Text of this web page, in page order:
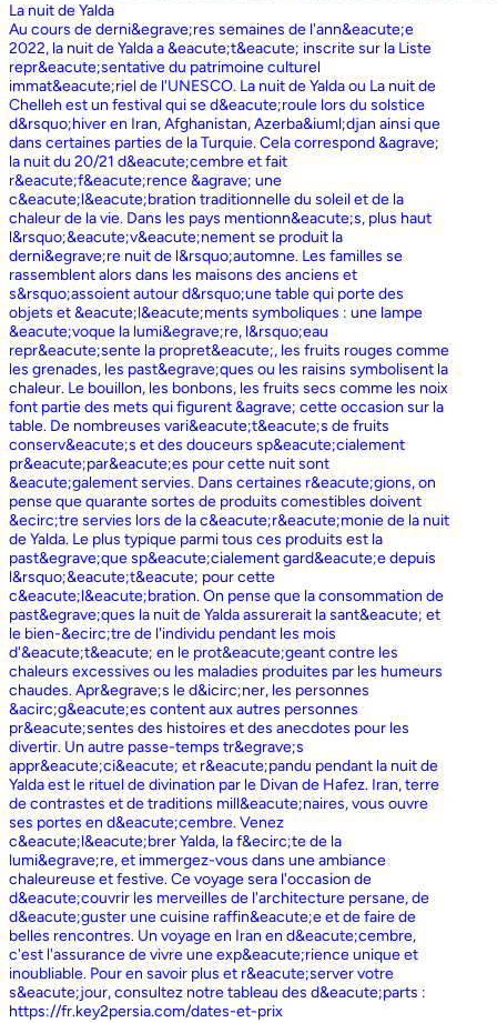
La nuit de Yalda
Au cours de derni&egrave;res semaines de l'ann&eacute;e
2022, la nuit de Yalda a &eacute;t&eacute; inscrite sur la Liste
repr&eacute;sentative du patrimoine culturel
immat&eacute;riel de l'UNESCO. La nuit de Yalda ou La nuit de
Chelleh est un festival qui se d&eacute;roule lors du solstice
d&rsquo;hiver en Iran, Afghanistan, Azerba&iuml;djan ainsi que
dans certaines parties de la Turquie. Cela correspond &agrave;
la nuit du 20/21 d&eacute;cembre et fait
r&eacute;f&eacute;rence &agrave; une
c&eacute;l&eacute;bration traditionnelle du soleil et de la
chaleur de la vie. Dans les pays mentionn&eacute;s, plus haut
l&rsquo;&eacute;v&eacute;nement se produit la
derni&egrave;re nuit de l&rsquo;automne. Les familles se
rassemblent alors dans les maisons des anciens et
s&rsquo;assoient autour d&rsquo;une table qui porte des
objets et &eacute;l&eacute;ments symboliques : une lampe
&eacute;voque la lumi&egrave;re, l&rsquo;eau
repr&eacute;sente la propret&eacute;, les fruits rouges comme
les grenades, les past&egrave;ques ou les raisins symbolisent la
chaleur. Le bouillon, les bonbons, les fruits secs comme les noix
font partie des mets qui figurent &agrave; cette occasion sur la
table. De nombreuses vari&eacute;t&eacute;s de fruits
conserv&eacute;s et des douceurs sp&eacute;cialement
pr&eacute;par&eacute;es pour cette nuit sont
&eacute;galement servies. Dans certaines r&eacute;gions, on
pense que quarante sortes de produits comestibles doivent
&ecirc;tre servies lors de la c&eacute;r&eacute;monie de la nuit
de Yalda. Le plus typique parmi tous ces produits est la
past&egrave;que sp&eacute;cialement gard&eacute;e depuis
l&rsquo;&eacute;t&eacute; pour cette
c&eacute;l&eacute;bration. On pense que la consommation de
past&egrave;ques la nuit de Yalda assurerait la sant&eacute; et
le bien-&ecirc;tre de l'individu pendant les mois
d'&eacute;t&eacute; en le prot&eacute;geant contre les
chaleurs excessives ou les maladies produites par les humeurs
chaudes. Apr&egrave;s le d&icirc;ner, les personnes
&acirc;g&eacute;es content aux autres personnes
pr&eacute;sentes des histoires et des anecdotes pour les
divertir. Un autre passe-temps tr&egrave;s
appr&eacute;ci&eacute; et r&eacute;pandu pendant la nuit de
Yalda est le rituel de divination par le Divan de Hafez. Iran, terre
de contrastes et de traditions mill&eacute;naires, vous ouvre
ses portes en d&eacute;cembre. Venez
c&eacute;l&eacute;brer Yalda, la f&ecirc;te de la
lumi&egrave;re, et immergez-vous dans une ambiance
chaleureuse et festive. Ce voyage sera l'occasion de
d&eacute;couvrir les merveilles de l'architecture persane, de
d&eacute;guster une cuisine raffin&eacute;e et de faire de
belles rencontres. Un voyage en Iran en d&eacute;cembre,
c'est l'assurance de vivre une exp&eacute;rience unique et
inoubliable. Pour en savoir plus et r&eacute;server votre
s&eacute;jour, consultez notre tableau des d&eacute;parts :
https://fr.key2persia.com/dates-et-prix